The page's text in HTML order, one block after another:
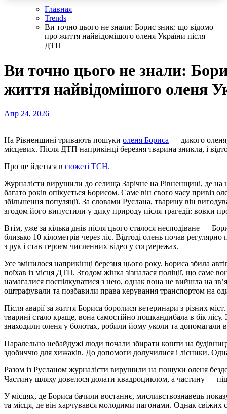
Главная
Trends
Ви точно цього не знали: Борис зник: що відомо
про життя найвідомішого оленя України після
ДТП
Ви точно цього не знали:
життя найвідомішого оленя
Апр 24, 2026
На Рівненщині тривають пошуки оленя Бориса — дикого
місцевих. Після ДТП наприкінці березня тварина зникла, і
Про це йдеться в сюжеті ТСН.
Журналісти вирушили до селища Зарічне на Рівненщині, де
багато років опікується Борисом. Саме він свого часу привіз
збільшення популяції. За словами Руслана, тварину він
згодом його випустили у дику природу після трагедії: вовки
Втім, уже за кілька днів після цього сталося несподіване —
близько 10 кілометрів через ліс. Відтоді олень почав
з рук і став героєм численних відео у соцмережах.
Усе змінилося наприкінці березня цього року. Бориса збила
поїхав із місця ДТП. Згодом жінка зізналася поліції, що саме
намагалися поспілкуватися з нею, однак вона не вийшла на
оштрафували та позбавили права керування транспортом на
Після аварії за життя Бориса боролися ветеринари з різних
тварині стало краще, вона самостійно пошкандибала в бік
знаходили оленя у болотах, робили йому уколи та допомагали
Паралельно небайдужі люди почали збирати кошти на
здобиччю для хижаків. До допомоги долучилися і лісники.
Разом із Русланом журналісти вирушили на пошуки оленя
Частину шляху довелося долати квадроциклом, а частину —
У місцях, де Бориса бачили востаннє, мисливствознавець
та місця, де він харчувався молодими пагонами. Однак свіжих